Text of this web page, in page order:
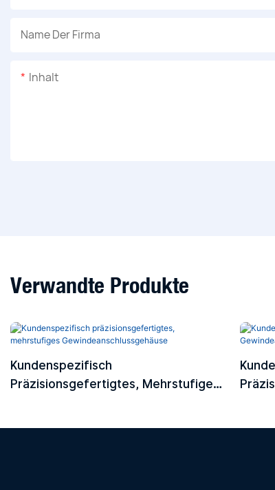
Name Der Firma
Inhalt
Verwandte Produkte
Kundenspezifisch
Präzisionsgefertigtes, Mehrstufiges